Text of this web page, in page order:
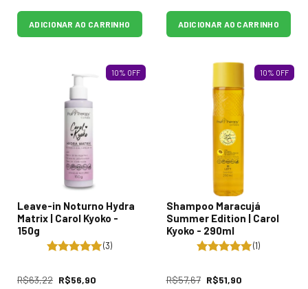
ADICIONAR AO CARRINHO ADICIONAR AO CARRINHO
10% OFF
Leave-in Noturno Hydra
Matrix | Carol Kyoko -
150g
(3)
R$63,22 R$56,90
10% OFF
Shampoo Maracujá
Summer Edition | Carol
Kyoko - 290ml
(1)
R$57,67 R$51,90